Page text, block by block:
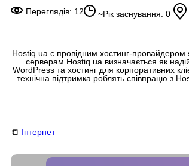
Переглядів: 12 ~Рік заснування: 0
Hostiq.ua є провідним хостинг-провайдером
серверам Hostiq.ua визначається як
WordPress та хостинг для корпоративних
технічна підтримка роблять співпрацю з
📒 Інтернет